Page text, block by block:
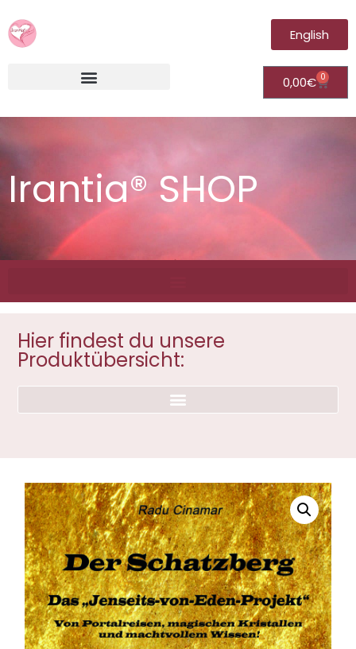
English
0,00€ 0
Irantia® SHOP
Hier findest du unsere
Produktübersicht: